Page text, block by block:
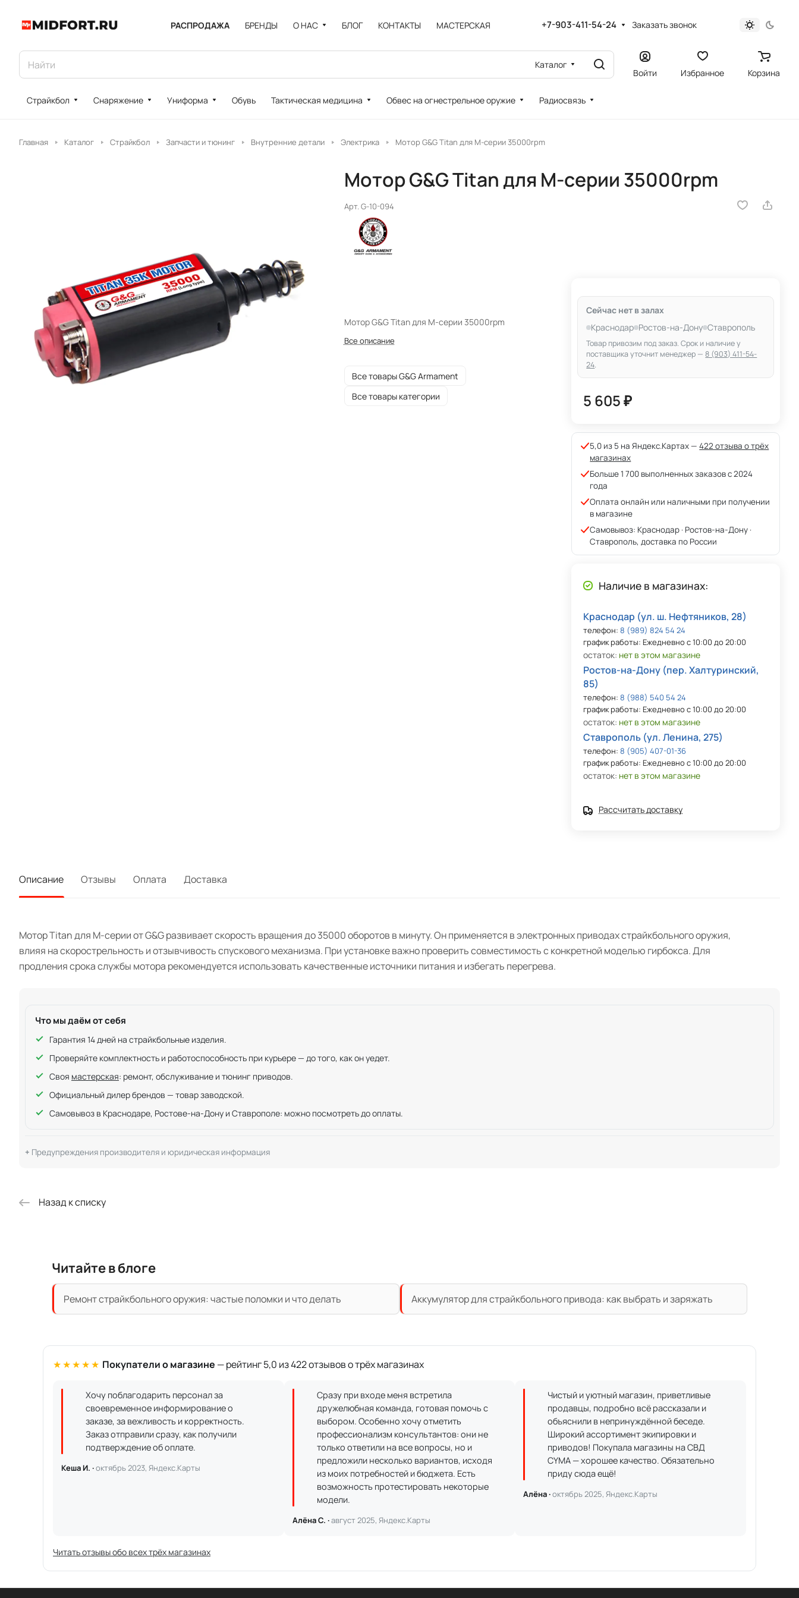
РАСПРОДАЖА БРЕНДЫ О НАС БЛОГ КОНТАКТЫ МАСТЕРСКАЯ +7-903-411-54-24 Заказать звонок
Каталог
Войти Избранное Корзина
Страйкбол Снаряжение Униформа Обувь Тактическая медицина Обвес на огнестрельное оружие Радиосвязь
Главная Каталог Страйкбол Запчасти и тюнинг Внутренние детали Электрика Мотор G&G Titan для M-серии 35000rpm
Мотор G&G Titan для M-серии 35000rpm
Арт.G-10-094
Мотор G&G Titan для M-серии 35000rpm
Все описание
Все товары G&G Armament
Все товары категории
Сейчас нет в залах
Краснодар Ростов-на-Дону Ставрополь
Товар привозим под заказ. Срок и наличие у
поставщика уточнит менеджер —8 (903) 411-54-
24.
5 605 ₽
5,0 из 5 на Яндекс.Картах —422 отзыва о трёх
магазинах
Больше 1 700 выполненных заказов с 2024
года
Оплата онлайн или наличными при получении
в магазине
Самовывоз: Краснодар · Ростов-на-Дону ·
Ставрополь, доставка по России
Наличие в магазинах:
Краснодар (ул. ш. Нефтяников, 28)
телефон:8 (989) 824 54 24
график работы: Ежедневно с 10:00 до 20:00
остаток: нет в этом магазине
Ростов-на-Дону (пер. Халтуринский,
85)
телефон:8 (988) 540 54 24
график работы: Ежедневно с 10:00 до 20:00
остаток: нет в этом магазине
Ставрополь (ул. Ленина, 275)
телефон:8 (905) 407-01-36
график работы: Ежедневно с 10:00 до 20:00
остаток: нет в этом магазине
Рассчитать доставку
Описание Отзывы Оплата Доставка
Мотор Titan для M-серии от G&G развивает скорость вращения до 35000 оборотов в минуту. Он применяется в электронных приводах страйкбольного оружия,
влияя на скорострельность и отзывчивость спускового механизма. При установке важно проверить совместимость с конкретной моделью гирбокса. Для
продления срока службы мотора рекомендуется использовать качественные источники питания и избегать перегрева.
Что мы даём от себя
Гарантия 14 дней на страйкбольные изделия.
Проверяйте комплектность и работоспособность при курьере — до того, как он уедет.
Своя мастерская: ремонт, обслуживание и тюнинг приводов.
Официальный дилер брендов — товар заводской.
Самовывоз в Краснодаре, Ростове-на-Дону и Ставрополе: можно посмотреть до оплаты.
Предупреждения производителя и юридическая информация
Назад к списку
Читайте в блоге
Ремонт страйкбольного оружия: частые поломки и что делать Аккумулятор для страйкбольного привода: как выбрать и заряжать
★★★★★ Покупатели о магазине — рейтинг 5,0 из 422 отзывов о трёх магазинах
Хочу поблагодарить персонал за
своевременное информирование о
заказе, за вежливость и корректность.
Заказ отправили сразу, как получили
подтверждение об оплате.
Кеша И. ·октябрь 2023, Яндекс.Карты
Сразу при входе меня встретила
дружелюбная команда, готовая помочь с
выбором. Особенно хочу отметить
профессионализм консультантов: они не
только ответили на все вопросы, но и
предложили несколько вариантов, исходя
из моих потребностей и бюджета. Есть
возможность протестировать некоторые
модели.
Алёна С. ·август 2025, Яндекс.Карты
Чистый и уютный магазин, приветливые
продавцы, подробно всё рассказали и
объяснили в непринуждённой беседе.
Широкий ассортимент экипировки и
приводов! Покупала магазины на СВД
CYMA — хорошее качество. Обязательно
приду сюда ещё!
Алёна ·октябрь 2025, Яндекс.Карты
Читать отзывы обо всех трёх магазинах